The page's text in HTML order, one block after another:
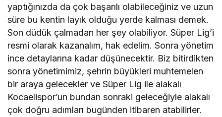
yaptığınızda da çok başarılı olabileceğiniz ve uzun
süre bu kentin layık olduğu yerde kalması demek.
Son düdük çalmadan her şey olabiliyor. Süper Lig’i
resmi olarak kazanalım, hak edelim. Sonra yönetim
ince detaylarına kadar düşünecektir. Biz bitirdikten
sonra yönetimimiz, şehrin büyükleri muhtemelen
bir araya gelecekler ve Süper Lig ile alakalı
Kocaelispor’un bundan sonraki geleceğiyle alakalı
çok doğru adımları bugünden itibaren atabilirler.